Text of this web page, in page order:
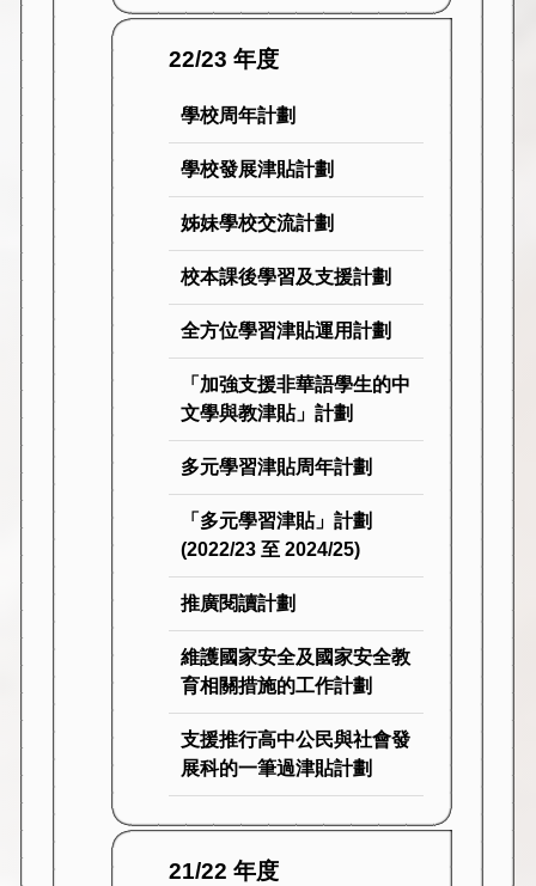
22/23 年度
學校周年計劃
學校發展津貼計劃
姊妹學校交流計劃
校本課後學習及支援計劃
全方位學習津貼運用計劃
「加強支援非華語學生的中
文學與教津貼」計劃
多元學習津貼周年計劃
「多元學習津貼」計劃
(2022/23 至 2024/25)
推廣閱讀計劃
維護國家安全及國家安全教
育相關措施的工作計劃
支援推行高中公民與社會發
展科的一筆過津貼計劃
21/22 年度